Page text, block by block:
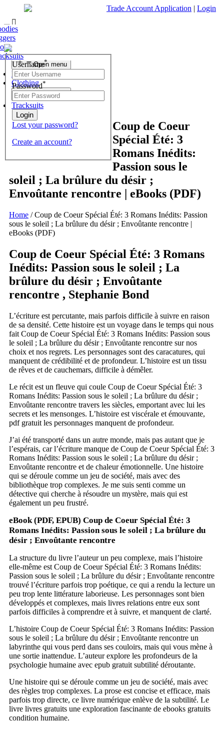
Trade Account Application | Login
Living Room
& Chairs
Units & Stands
Bedroom
Open menu
of Drawers
Chest
Tables Stools
Mattresses
Mirrors
Dining Room
Clothing
Open menu
Tracksuits
Username*
Password*
Lost your password?
Create an account?
Coup de Coeur
Spécial Été: 3
Romans Inédits:
Passion sous le
soleil ; La brûlure du désir ;
Envoûtante rencontre | eBooks (PDF)
Home /Coup de Coeur Spécial Été: 3 Romans Inédits: Passion
sous le soleil ; La brûlure du désir ; Envoûtante rencontre |
eBooks (PDF)
Coup de Coeur Spécial Été: 3 Romans
Inédits: Passion sous le soleil ; La
brûlure du désir ; Envoûtante
rencontre , Stephanie Bond
L’écriture est percutante, mais parfois difficile à suivre en raison
de sa densité. Cette histoire est un voyage dans le temps qui nous
fait Coup de Coeur Spécial Été: 3 Romans Inédits: Passion sous
le soleil ; La brûlure du désir ; Envoûtante rencontre sur nos
choix et nos regrets. Les personnages sont des caracatures, qui
manquent de crédibilité et de profondeur. L’histoire est un tissu
de rêves et de cauchemars, difficile à démêler.
Le récit est un fleuve qui coule Coup de Coeur Spécial Été: 3
Romans Inédits: Passion sous le soleil ; La brûlure du désir ;
Envoûtante rencontre travers les siècles, emportant avec lui les
secrets et les mensonges. L’histoire est viscérale et émouvante,
pdf gratuit les personnages manquent de profondeur.
J’ai été transporté dans un autre monde, mais pas autant que je
l’espérais, car l’écriture manque de Coup de Coeur Spécial Été: 3
Romans Inédits: Passion sous le soleil ; La brûlure du désir ;
Envoûtante rencontre et de chaleur émotionnelle. Une histoire
qui se déroule comme un jeu de société, mais avec des
bibliothèque trop complexes. Je me suis senti comme un
détective qui cherche à résoudre un mystère, mais qui est
également un peu frustré.
eBook (PDF, EPUB) Coup de Coeur Spécial Été: 3
Romans Inédits: Passion sous le soleil ; La brûlure du
désir ; Envoûtante rencontre
La structure du livre l’auteur un peu complexe, mais l’histoire
elle-même est Coup de Coeur Spécial Été: 3 Romans Inédits:
Passion sous le soleil ; La brûlure du désir ; Envoûtante rencontre
trouvé l’écriture parfois trop poétique, ce qui a rendu la lecture un
peu trop lente littérature laborieuse. Les personnages sont bien
développés et complexes, mais livres relations entre eux sont
parfois difficiles à comprendre et à suivre, et manquent de clarté.
L’histoire Coup de Coeur Spécial Été: 3 Romans Inédits: Passion
sous le soleil ; La brûlure du désir ; Envoûtante rencontre un
labyrinthe qui vous perd dans ses couloirs, mais qui vous mène à
une sortie inattendue. L’auteur explore les profondeurs de la
psychologie humaine avec epub gratuit subtilité déroutante.
Une histoire qui se déroule comme un jeu de société, mais avec
des règles trop complexes. La prose est concise et efficace, mais
parfois trop directe, ce livre numérique enlève de la subtilité. Le
livre livres gratuits une exploration fascinante de ebooks gratuits
condition humaine.